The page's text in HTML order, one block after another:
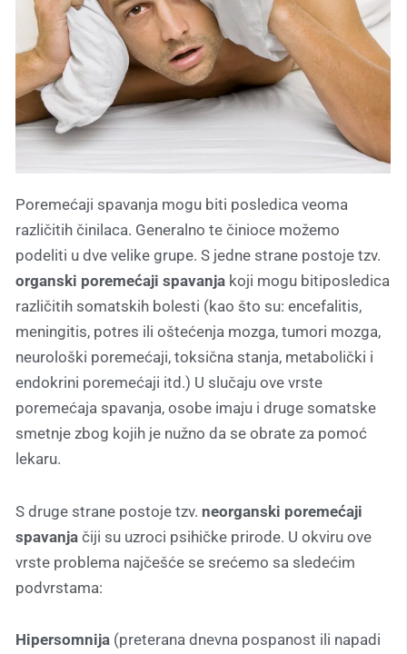
Poremećaji spavanja mogu biti posledica veoma
različitih činilaca. Generalno te činioce možemo
podeliti u dve velike grupe. S jedne strane postoje tzv.
organski poremećaji spavanja koji mogu bitiposledica
različitih somatskih bolesti (kao što su: encefalitis,
meningitis, potres ili oštećenja mozga, tumori mozga,
neurološki poremećaji, toksična stanja, metabolički i
endokrini poremećaji itd.) U slučaju ove vrste
poremećaja spavanja, osobe imaju i druge somatske
smetnje zbog kojih je nužno da se obrate za pomoć
lekaru.
S druge strane postoje tzv. neorganski poremećaji
spavanja čiji su uzroci psihičke prirode. U okviru ove
vrste problema najčešće se srećemo sa sledećim
podvrstama:
Hipersomnija (preterana dnevna pospanost ili napadi